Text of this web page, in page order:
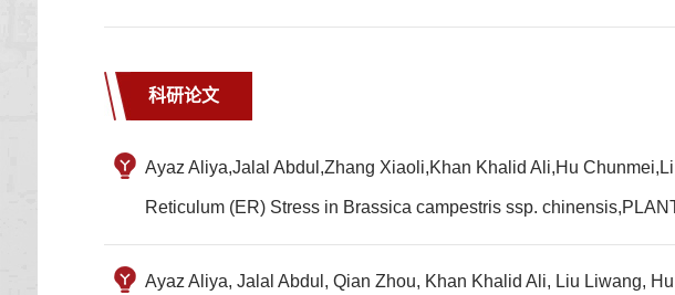
科研论文
Ayaz Aliya,Jalal Abdul,Zhang Xiaoli,Khan Khalid Ali,Hu
Reticulum (ER) Stress in Brassica campestris ssp.
Ayaz Aliya, Jalal Abdul, Qian Zhou, Khan Khalid Ali, Liu Liwang,